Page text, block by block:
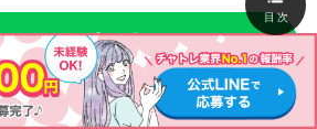
グループ公式はこちら
ャットルーム完備
目次